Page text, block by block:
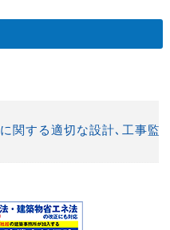
関する適切な設計､工事監